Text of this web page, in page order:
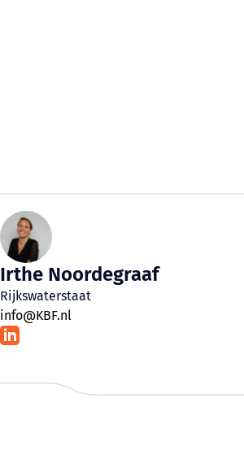
Irthe Noordegraaf
Rijkswaterstaat
info@KBF.nl